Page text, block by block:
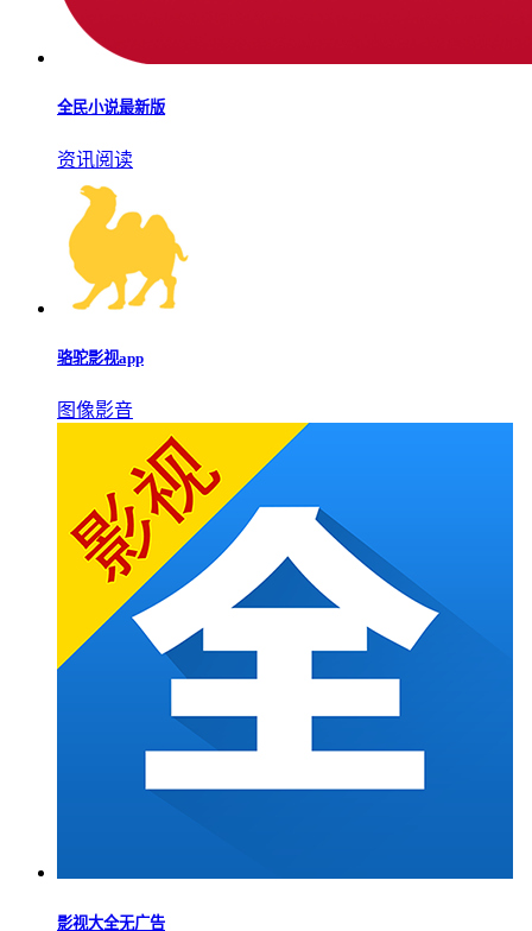
全民小说最新版
资讯阅读
骆驼影视app
图像影音
影视大全无广告